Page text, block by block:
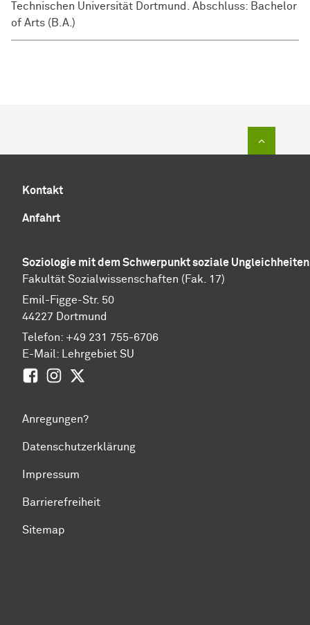
Technischen Uni­ver­si­tät­ Dort­mund . Abschluss: Bachelor
of Arts (B.A.)
Kontakt
Anfahrt
So­zio­lo­gie mit dem Schwer­punktsoziale Ungleichheiten
Fakultät So­zi­al­wis­sen­schaft­en (Fak. 17)
Emil-Figge-Str. 50
44227 Dort­mund
Telefon: +49 231 755-6706
E-Mail: Lehrgebiet SU
FacebookInstagram
Anregungen?
Datenschutzerklärung
Impressum
Barrierefreiheit
Sitemap